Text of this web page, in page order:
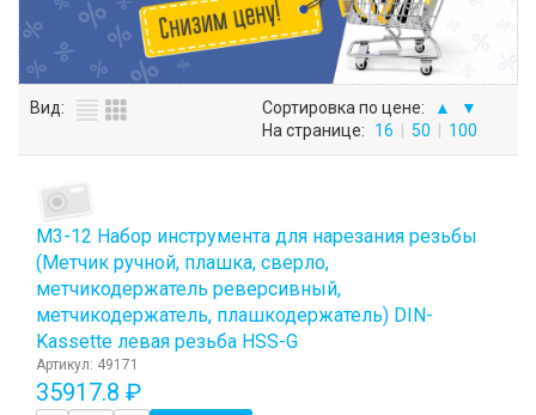
Вид: Сортировка по цене: ▲
▼
На странице:
16 50 100
М3-12 Набор инструмента для нарезания резьбы
(Метчик ручной, плашка, сверло,
метчикодержатель реверсивный,
метчикодержатель, плашкодержатель) DIN-
Kassette левая резьба HSS-G
Артикул: 49171
35917.8 ₽